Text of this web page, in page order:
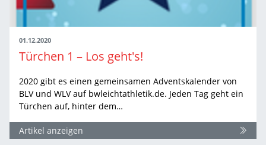
01.12.2020
Türchen 1 – Los geht's!
2020 gibt es einen gemeinsamen Adventskalender von
BLV und WLV auf bwleichtathletik.de. Jeden Tag geht ein
Türchen auf, hinter dem…
Artikel anzeigen